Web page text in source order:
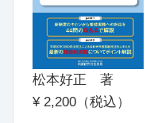
松本好正 著
¥ 2,200（税込）